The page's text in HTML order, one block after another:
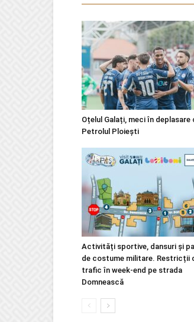
Oțelul Galați, meci în deplasare
Petrolul Ploiești
Activități sportive, dansuri și
de costume militare. Restricții
trafic în week-end pe strada
Domnească